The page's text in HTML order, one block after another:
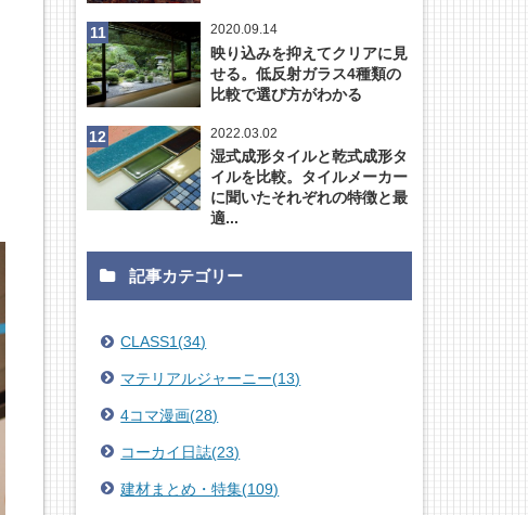
2020.09.14
映り込みを抑えてクリアに見
せる。低反射ガラス4種類の
比較で選び方がわかる
2022.03.02
湿式成形タイルと乾式成形タ
イルを比較。タイルメーカー
に聞いたそれぞれの特徴と最
適...
記事カテゴリー
CLASS1(34)
マテリアルジャーニー(13)
4コマ漫画(28)
コーカイ日誌(23)
建材まとめ・特集(109)